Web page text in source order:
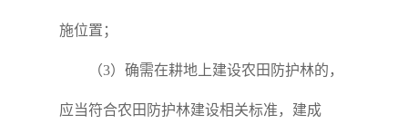
施位置；
（3）确需在耕地上建设农田防护林的，
应当符合农田防护林建设相关标准，建成